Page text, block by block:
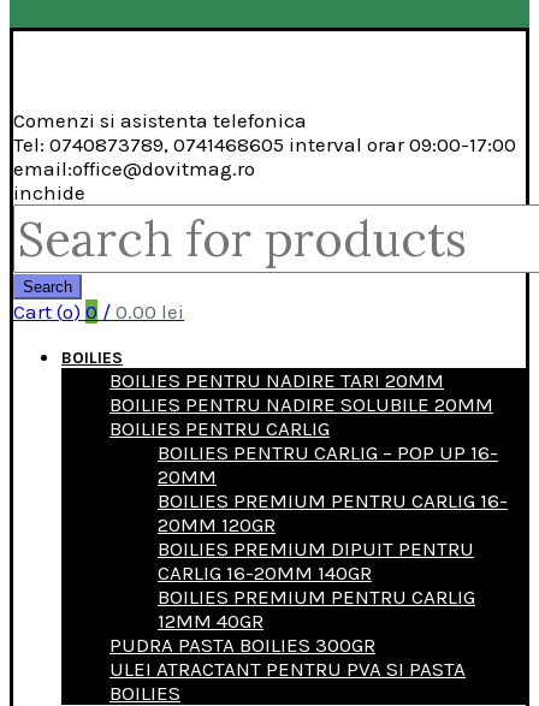
Comenzi si asistenta telefonica
Tel: 0740873789, 0741468605 interval orar 09:00-17:00
email:office@dovitmag.ro
inchide
Search
for:
Search
Cart (o) 0 / 0.00 lei
BOILIES
BOILIES PENTRU NADIRE TARI 20MM
BOILIES PENTRU NADIRE SOLUBILE 20MM
BOILIES PENTRU CARLIG
BOILIES PENTRU CARLIG – POP UP 16-
20MM
BOILIES PREMIUM PENTRU CARLIG 16-
20MM 120GR
BOILIES PREMIUM DIPUIT PENTRU
CARLIG 16-20MM 140GR
BOILIES PREMIUM PENTRU CARLIG
12MM 40GR
PUDRA PASTA BOILIES 300GR
ULEI ATRACTANT PENTRU PVA SI PASTA
BOILIES